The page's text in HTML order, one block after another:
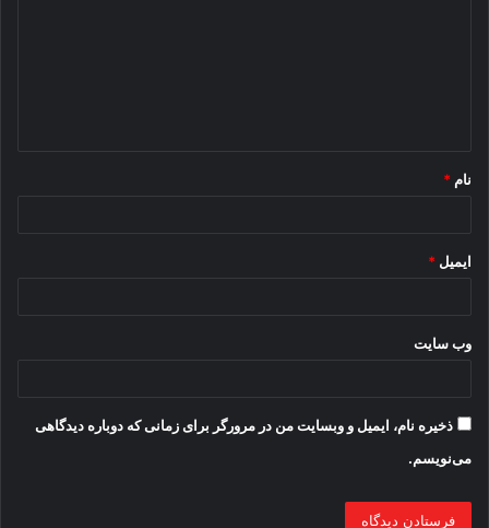
نام *
ایمیل *
وب‌ سایت
ذخیره نام، ایمیل و وبسایت من در مرورگر برای زمانی که دوباره دیدگاهی
می‌نویسم.